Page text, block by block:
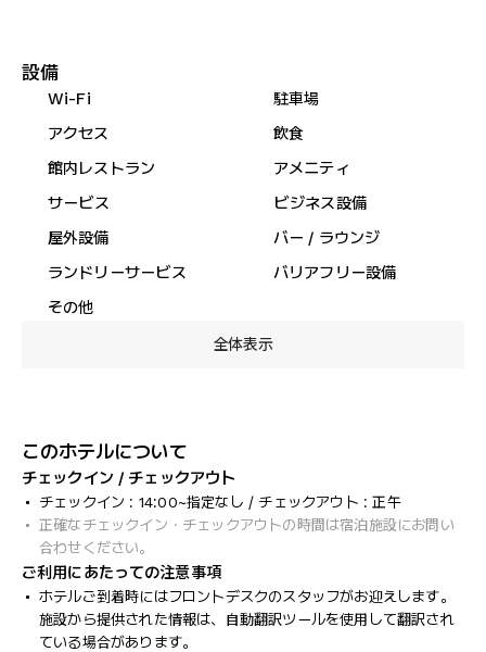
設備
Wi-Fi
駐車場
アクセス
飲食
館内レストラン
アメニティ
サービス
ビジネス設備
屋外設備
バー / ラウンジ
ランドリーサービス
バリアフリー設備
その他
全体表示
このホテルについて
チェックイン / チェックアウト
チェックイン : 14:00~指定なし / チェックアウト : 正午
正確なチェックイン・チェックアウトの時間は宿泊施設にお問い
合わせください。
ご利用にあたっての注意事項
ホテルご到着時にはフロントデスクのスタッフがお迎えします。
施設から提供された情報は、自動翻訳ツールを使用して翻訳され
ている場合があります。